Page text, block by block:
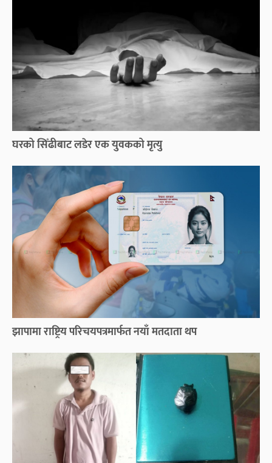
घरको सिँढीबाट लडेर एक युवकको मृत्यु
झापामा राष्ट्रिय परिचयपत्रमार्फत नयाँ मतदाता थप